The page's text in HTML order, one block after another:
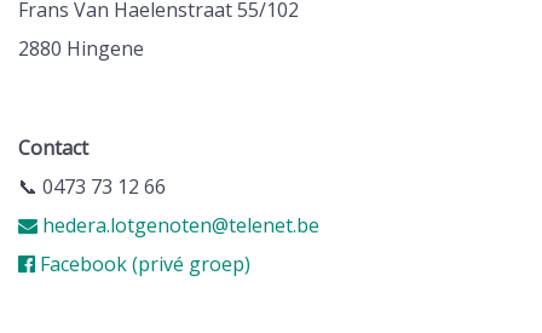
Frans Van Haelenstraat 55/102
2880 Hingene
Contact
📞 0473 73 12 66
hedera.lotgenoten@telenet.be
Facebook (privé groep)